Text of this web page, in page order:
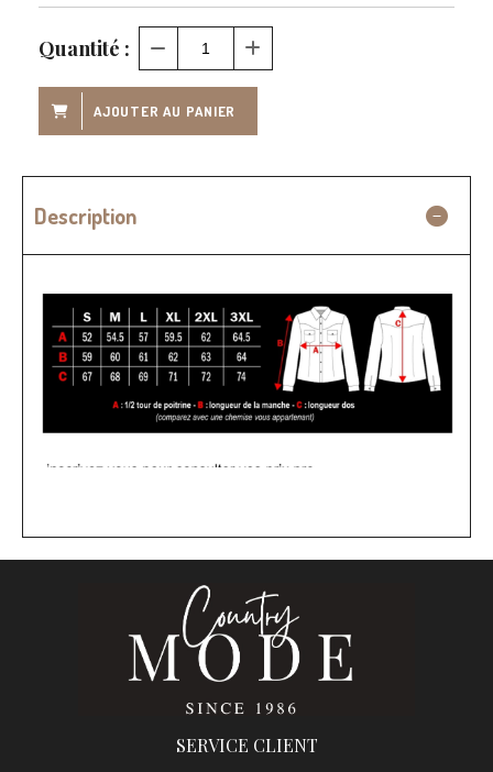
Quantité :
AJOUTER AU PANIER
Description
SERVICE CLIENT